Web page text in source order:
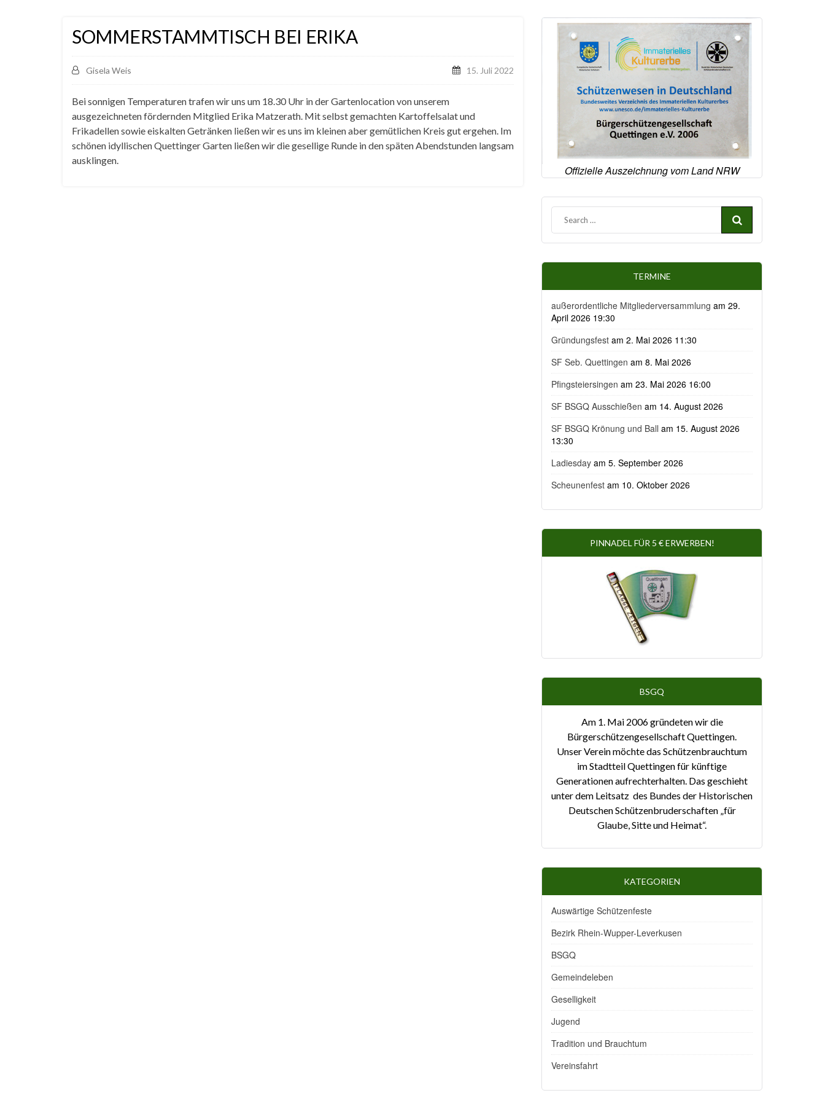
SOMMERSTAMMTISCH BEI ERIKA
Gisela Weis 15. Juli 2022
Bei sonnigen Temperaturen trafen wir uns um 18.30 Uhr in der Gartenlocation von unserem
ausgezeichneten fördernden Mitglied Erika Matzerath. Mit selbst gemachten Kartoffelsalat und
Frikadellen sowie eiskalten Getränken ließen wir es uns im kleinen aber gemütlichen Kreis gut ergehen. Im
schönen idyllischen Quettinger Garten ließen wir die gesellige Runde in den späten Abendstunden langsam
ausklingen.
Offizielle Auszeichnung vom Land NRW
TERMINE
außerordentliche Mitgliederversammlung am 29.
April 2026 19:30
Gründungsfest am 2. Mai 2026 11:30
SF Seb. Quettingen am 8. Mai 2026
Pfingsteiersingen am 23. Mai 2026 16:00
SF BSGQ Ausschießen am 14. August 2026
SF BSGQ Krönung und Ball am 15. August 2026
13:30
Ladiesday am 5. September 2026
Scheunenfest am 10. Oktober 2026
PINNADEL FÜR 5 € ERWERBEN!
BSGQ
Am 1. Mai 2006 gründeten wir die
Bürgerschützengesellschaft Quettingen.
Unser Verein möchte das Schützenbrauchtum
im Stadtteil Quettingen für künftige
Generationen aufrechterhalten. Das geschieht
unter dem Leitsatz des Bundes der Historischen
Deutschen Schützenbruderschaften „für
Glaube, Sitte und Heimat“.
KATEGORIEN
Auswärtige Schützenfeste
Bezirk Rhein-Wupper-Leverkusen
BSGQ
Gemeindeleben
Geselligkeit
Jugend
Tradition und Brauchtum
Vereinsfahrt